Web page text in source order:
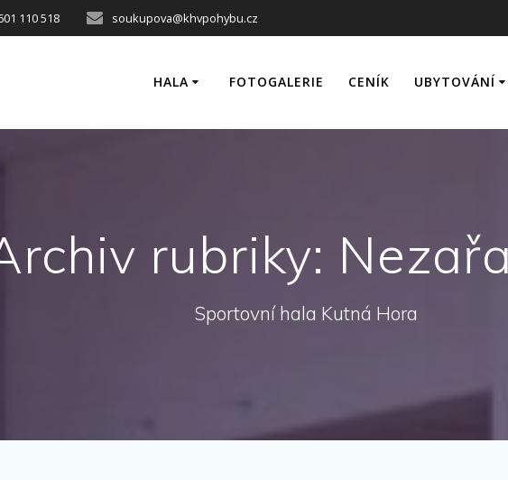
110 518 soukupova@khvpohybu.cz
HALA
Squash
FOTOGALERIE CENÍK UBYTOVÁNÍ
rubriky:
Sportovní hala Kutná Hora